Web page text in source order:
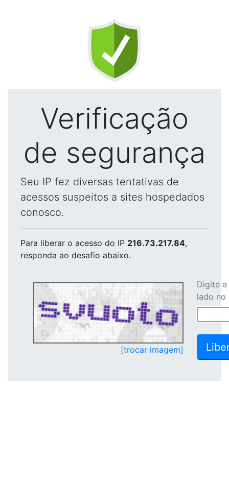
Verificação
de segurança
Seu IP fez diversas tentativas de
acessos suspeitos a sites hospedados
conosco.
Para liberar o acesso do IP 216.73.217.84,
responda ao desafio abaixo.
[trocar imagem]
Digite
lado no